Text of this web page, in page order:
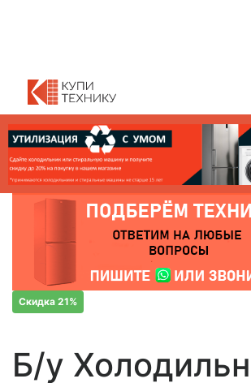
Скидка 21%
Б/у